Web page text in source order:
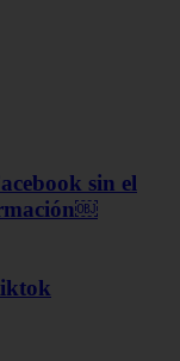
sin el